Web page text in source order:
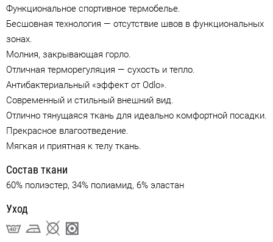
Функциональное спортивное термобелье.
Бесшовная технология — отсутствие швов в функциональных
зонах.
Молния, закрывающая горло.
Отличная терморегуляция — сухость и тепло.
Антибактериальный «эффект от Odlo».
Современный и стильный внешний вид.
Отлично тянущаяся ткань для идеально комфортной посадки.
Прекрасное влагоотведение.
Мягкая и приятная к телу ткань.
Состав ткани
60% полиэстер, 34% полиамид, 6% эластан
Уход